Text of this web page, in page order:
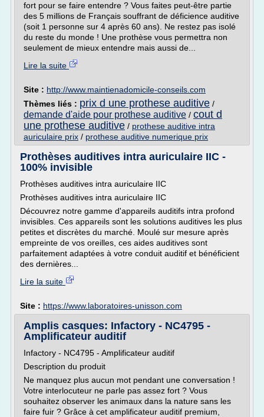
fort pour se faire entendre ? Vous faites peut-être partie
des 5 millions de Français souffrant de déficience auditive
(soit 1 personne sur 4 après 60 ans). Ne restez pas isolé
du reste du monde ! Une prothèse vous permettra non
seulement de mieux entendre mais aussi de...
Lire la suite
Site : http://www.maintienadomicile-conseils.com
Thèmes liés : prix d une prothese auditive /
demande d'aide pour prothese auditive / cout d
une prothese auditive / prothese auditive intra
auriculaire prix / prothese auditive numerique prix
Prothèses auditives intra auriculaire IIC -
100% invisible
Prothèses auditives intra auriculaire IIC
Prothèses auditives intra auriculaire IIC
Découvrez notre gamme d'appareils auditifs intra profond
invisibles. Ces appareils sont les solutions auditives les plus
petites et discrètes du marché. Moulé sur mesure après
empreinte de vos oreilles, ces aides auditives sont
parfaitement adaptées à votre conduit auditif et bénéficient
des dernières...
Lire la suite
Site : https://www.laboratoires-unisson.com
Amplis casques: Infactory - NC4795 -
Amplificateur auditif
Infactory - NC4795 - Amplificateur auditif
Description du produit
Ne manquez plus aucun mot pendant une conversation !
Votre interlocuteur ne parle pas assez fort ? Vous
souhaitez observer les animaux dans la nature sans les
faire fuir ? Grâce à cet amplificateur auditif premium,